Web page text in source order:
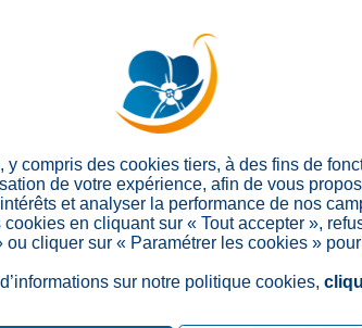
France
R Créativ'
compris des cookies tiers, à des fins de
de votre expérience, afin de vous
et analyser la performance de nos
en cliquant sur « Tout accepter »,
ou cliquer sur « Paramétrer les cookies »
sur notre politique cookies,